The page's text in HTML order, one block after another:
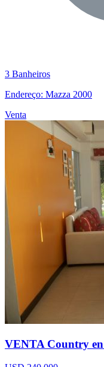
3 Banheiros
Endereço: Mazza 2000
Venta
VENTA Country